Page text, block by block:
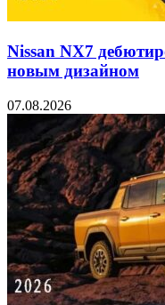
Nissan NX7
новым дизайном
07.08.2026